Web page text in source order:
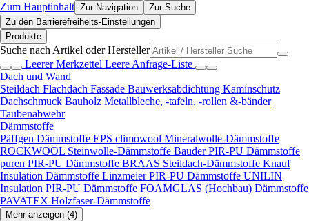
Zum Hauptinhalt Zur Navigation
Zur Suche
Zu den Barrierefreiheits-Einstellungen
Produkte
Suche nach Artikel oder Hersteller
Leerer Merkzettel Leere Anfrage-Liste
Dach und Wand
Steildach Flachdach Fassade Bauwerksabdichtung Kaminschutz
Dachschmuck Bauholz Metallbleche, -tafeln, -rollen &-bänder
Taubenabwehr
Dämmstoffe
Päffgen Dämmstoffe EPS climowool Mineralwolle-Dämmstoffe
ROCKWOOL Steinwolle-Dämmstoffe Bauder PIR-PU Dämmstoffe
puren PIR-PU Dämmstoffe BRAAS Steildach-Dämmstoffe Knauf
Insulation Dämmstoffe Linzmeier PIR-PU Dämmstoffe UNILIN
Insulation PIR-PU Dämmstoffe FOAMGLAS (Hochbau) Dämmstoffe
PAVATEX Holzfaser-Dämmstoffe
Mehr anzeigen (4)